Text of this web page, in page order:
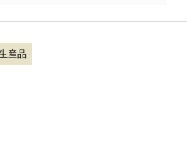
産品